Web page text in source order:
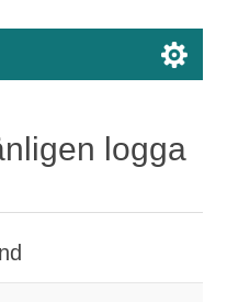
logga